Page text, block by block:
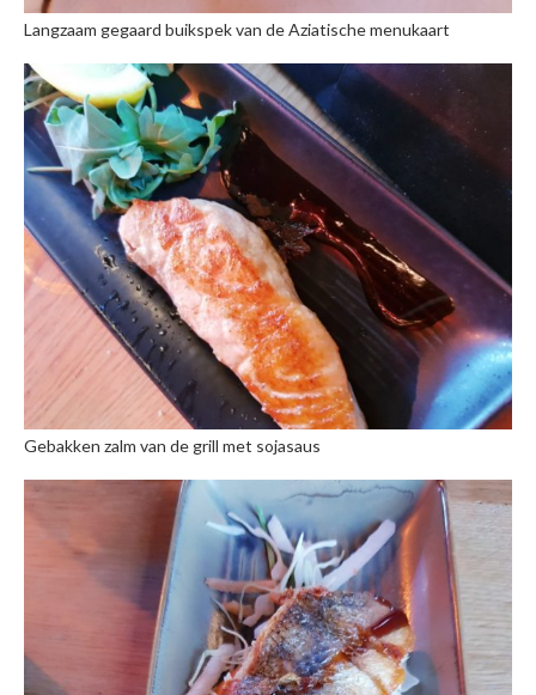
Langzaam gegaard buikspek van de Aziatische menukaart
Gebakken zalm van de grill met sojasaus